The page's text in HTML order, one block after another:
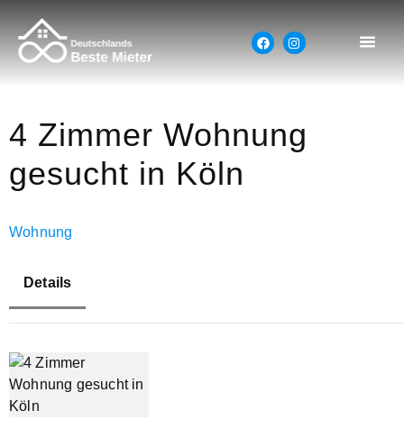
4 Zimmer Wohnung
gesucht in Köln
Wohnung
Details